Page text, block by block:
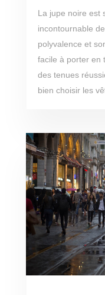
La jupe noire est
incontournable
polyvalence et
facile à porter en
des tenues
bien choisir les